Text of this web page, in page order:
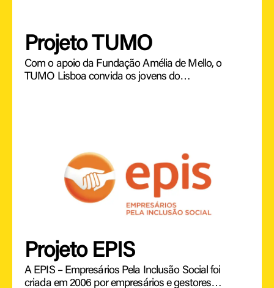
Projeto TUMO
Com o apoio da Fundação Amélia de Mello, o
TUMO Lisboa convida os jovens do…
Projeto EPIS
A EPIS – Empresários Pela Inclusão Social foi
criada em 2006 por empresários e gestores…